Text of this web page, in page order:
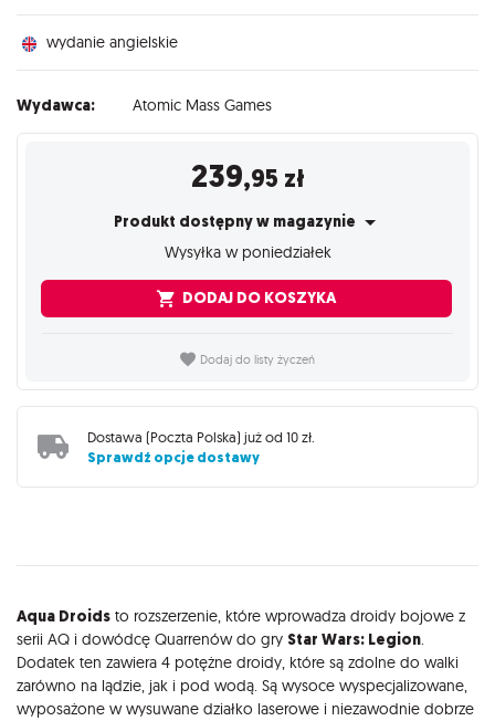
wydanie angielskie
Wydawca: Atomic Mass Games
239,95 zł
Produkt dostępny w magazynie
Wysyłka w poniedziałek
DODAJ DO KOSZYKA
Dodaj do listy życzeń
Dostawa (Poczta Polska) już od 10 zł
Sprawdź opcje dostawy
Opis
Aqua Droids to rozszerzenie, które wprowadza droidy bojowe z
serii AQ i dowódcę Quarrenów do gry Star Wars: Legion.
Dodatek ten zawiera 4 potężne droidy, które są zdolne do walki
zarówno na lądzie, jak i pod wodą. Są wysoce wyspecjalizowane,
wyposażone w wysuwane działko laserowe i niezawodnie dobrze